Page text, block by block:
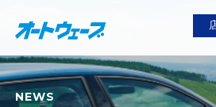
NEWS